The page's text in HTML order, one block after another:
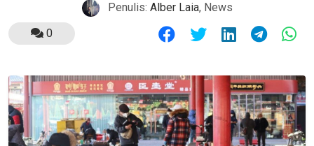
Penulis: Alber Laia, News
0